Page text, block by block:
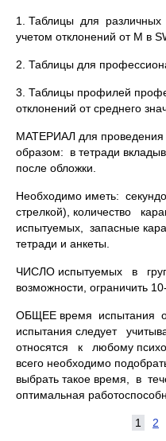
1. Таблицы для различных
учетом отклонений от М в
2. Таблицы для
3. Таблицы профилей
отклонений от среднего
МАТЕРИАЛ для проведения
образом: в тетради
после обложки.
Необходимо иметь:
стрелкой), количество
испытуемых, запасные
тетради и анкеты.
ЧИСЛО испытуемых в
возможности, ограничить
ОБЩЕЕ время испытания
испытания следует
относятся к любому
всего необходимо
выбрать такое время, в
оптимальная
1 2